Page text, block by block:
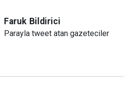
Faruk Bildirici
Parayla tweet atan gazeteciler